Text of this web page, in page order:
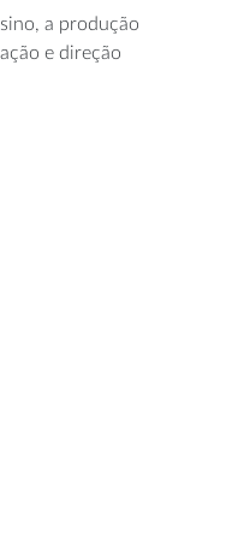
a produção
e direção